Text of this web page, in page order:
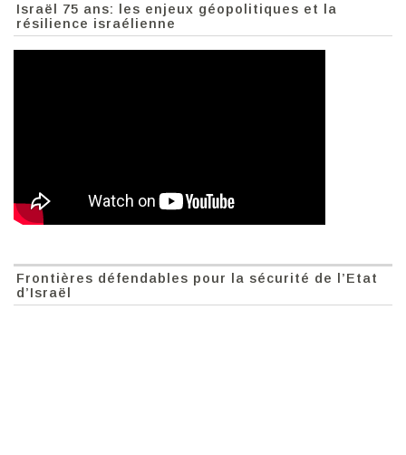
Israël 75 ans: les enjeux géopolitiques et la
résilience israélienne
Frontières défendables pour la sécurité de l’Etat
d’Israël